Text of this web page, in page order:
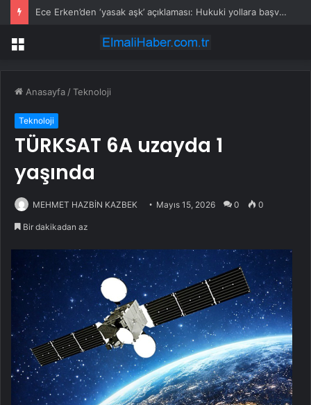
Ece Erken’den ‘yasak aşk’ açıklaması: Hukuki yollara başvuruyor
Menü
Anasayfa /Teknoloji
Teknoloji
TÜRKSAT 6A uzayda 1
yaşında
MEHMET HAZBİN KAZBEK Mayıs 15, 2026 0 0
Bir dakikadan az